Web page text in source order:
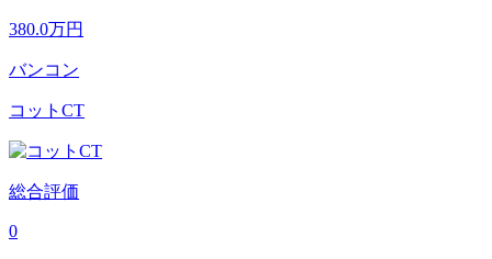
380.0万円
バンコン
コットCT
総合評価
0